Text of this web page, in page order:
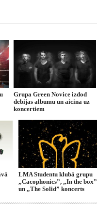
Grupa Green Novice izdod
debijas albumu un aicina uz
koncertiem
LMA Studentu klubā grupu
„Cacophonics”, „In the box”
un „The Solid” koncerts